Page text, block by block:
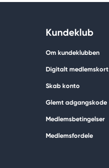
Kundeklub
Om kundeklubben
Digitalt medlemskort
Skab konto
Glemt adgangskode
Medlemsbetingelser
Medlemsfordele